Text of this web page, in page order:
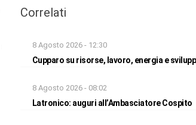
Correlati
8 Agosto 2026 - 12:30
Cupparo su risorse, lavoro, energia e
8 Agosto 2026 - 08:02
Latronico: auguri all’Ambasciatore Cospito